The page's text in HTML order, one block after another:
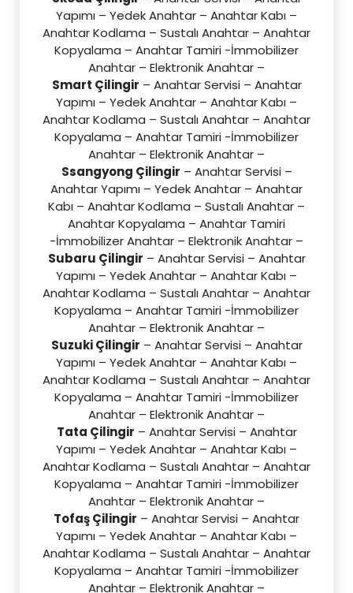
Yapımı – Yedek Anahtar – Anahtar Kabı –
Anahtar Kodlama – Sustalı Anahtar – Anahtar
Kopyalama – Anahtar Tamiri -İmmobilizer
Anahtar – Elektronik Anahtar –
Smart Çilingir – Anahtar Servisi – Anahtar
Yapımı – Yedek Anahtar – Anahtar Kabı –
Anahtar Kodlama – Sustalı Anahtar – Anahtar
Kopyalama – Anahtar Tamiri -İmmobilizer
Anahtar – Elektronik Anahtar –
Ssangyong Çilingir – Anahtar Servisi –
Anahtar Yapımı – Yedek Anahtar – Anahtar
Kabı – Anahtar Kodlama – Sustalı Anahtar –
Anahtar Kopyalama – Anahtar Tamiri
-İmmobilizer Anahtar – Elektronik Anahtar –
Subaru Çilingir – Anahtar Servisi – Anahtar
Yapımı – Yedek Anahtar – Anahtar Kabı –
Anahtar Kodlama – Sustalı Anahtar – Anahtar
Kopyalama – Anahtar Tamiri -İmmobilizer
Anahtar – Elektronik Anahtar –
Suzuki Çilingir – Anahtar Servisi – Anahtar
Yapımı – Yedek Anahtar – Anahtar Kabı –
Anahtar Kodlama – Sustalı Anahtar – Anahtar
Kopyalama – Anahtar Tamiri -İmmobilizer
Anahtar – Elektronik Anahtar –
Tata Çilingir – Anahtar Servisi – Anahtar
Yapımı – Yedek Anahtar – Anahtar Kabı –
Anahtar Kodlama – Sustalı Anahtar – Anahtar
Kopyalama – Anahtar Tamiri -İmmobilizer
Anahtar – Elektronik Anahtar –
Tofaş Çilingir – Anahtar Servisi – Anahtar
Yapımı – Yedek Anahtar – Anahtar Kabı –
Anahtar Kodlama – Sustalı Anahtar – Anahtar
Kopyalama – Anahtar Tamiri -İmmobilizer
Anahtar – Elektronik Anahtar –